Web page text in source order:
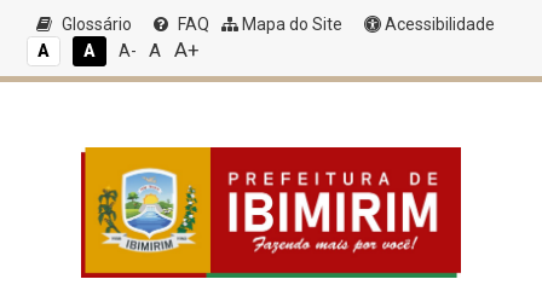
Glossário FAQ Mapa do Site
Acessibilidade
A
A A- A A+